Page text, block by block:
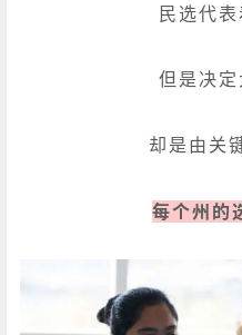
民选代
但是决
却是由关
每个州的